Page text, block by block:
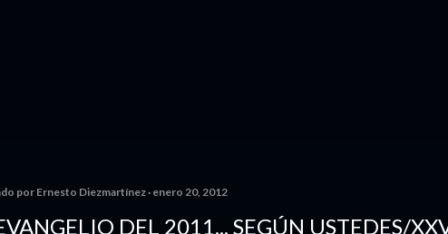
porErnesto Diezmartínez enero 20, 2012
DEL 2011... SEGÚN USTEDES/